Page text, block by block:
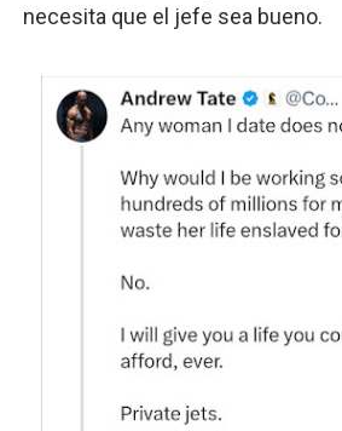
necesita que el jefe sea bueno.